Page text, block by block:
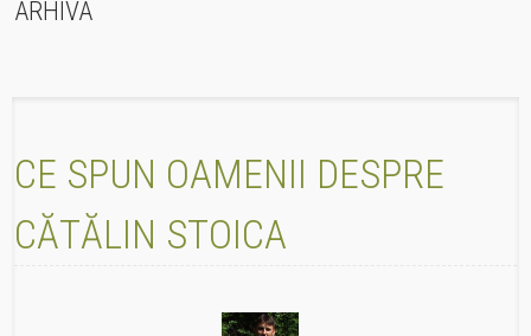
ARHIVA
CE SPUN OAMENII DESPRE
CĂTĂLIN STOICA